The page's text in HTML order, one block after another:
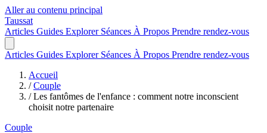
Aller au contenu principal
Taussat
Articles Guides Explorer Séances À Propos Prendre rendez-vous
Articles Guides Explorer Séances À Propos Prendre rendez-vous
Accueil
/ Couple
/ Les fantômes de l'enfance : comment notre inconscient
choisit notre partenaire
Couple